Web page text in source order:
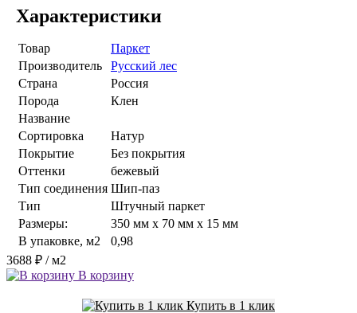
Характеристики
Товар
Паркет
Производитель
Русский лес
Страна
Россия
Порода
Клен
Название
Сортировка
Натур
Покрытие
Без покрытия
Оттенки
бежевый
Тип соединения Шип-паз
Тип
Штучный паркет
Размеры:
350 мм x 70 мм x 15 мм
В упаковке, м2
0,98
3688 ₽ / м2
В корзину
Купить в 1 клик